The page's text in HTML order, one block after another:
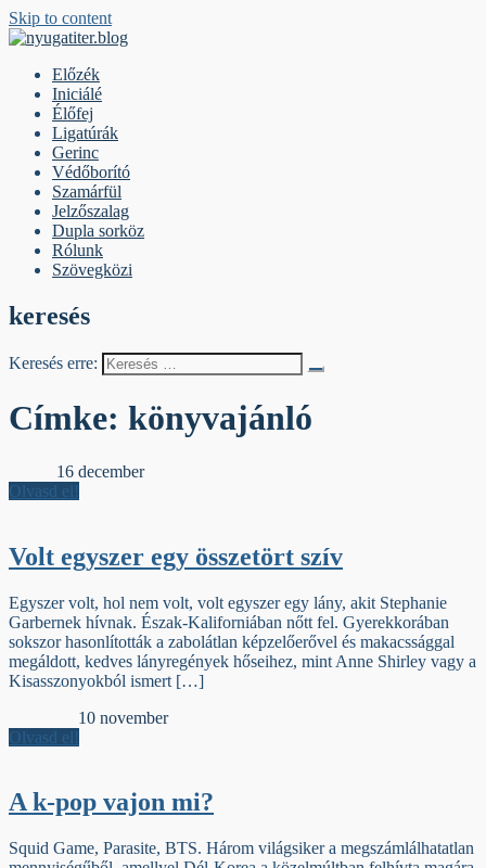
Skip to content
Előzék
Iniciálé
Élőfej
Ligatúrák
Gerinc
Védőborító
Szamárfül
Jelzőszalag
Dupla sorköz
Rólunk
Szövegközi
keresés
Keresés erre:
Címke: könyvajánló
16 december
Olvasd el!
Volt egyszer egy összetört szív
Egyszer volt, hol nem volt, volt egyszer egy lány, akit Stephanie
Garbernek hívnak. Észak-Kaliforniában nőtt fel. Gyerekkorában
sokszor hasonlították a zabolátlan képzelőerővel és makacssággal
megáldott, kedves lányregények hőseihez, mint Anne Shirley vagy a
Kisasszonyokból ismert […]
10 november
Olvasd el!
A k-pop vajon mi?
Squid Game, Parasite, BTS. Három világsiker a megszámlálhatatlan